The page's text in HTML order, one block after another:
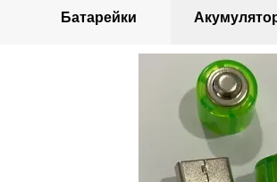
Батарейки